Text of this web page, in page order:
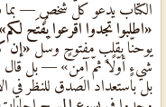
الكتاب يدعو كلّ شخصٍ — بما
«اطلبوا تجدوا اقرعوا يُفتَح لكم»
يوحنّا بقلبٍ مفتوحٍ وسَل«إن
شيءٍ أوّلًا ثمّ آمِن» — بل قال
بل باستعداد الصدق للنظر في